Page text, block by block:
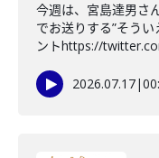
今週は、宮島達男さ
でお送りする”そう
ントhttps://
2026.07.17|